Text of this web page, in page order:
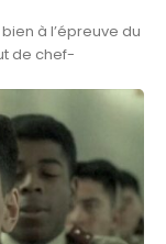
à l’épreuve du
de chef-